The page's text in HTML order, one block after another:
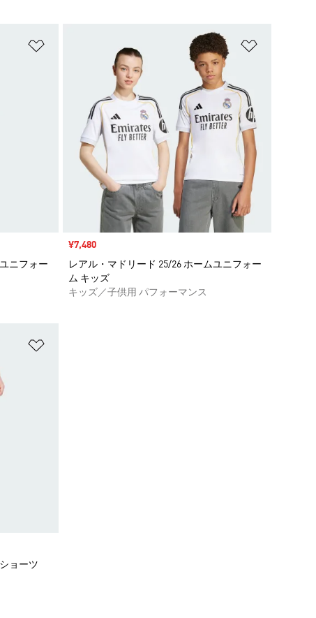
ニフォー
セール価格
¥7,480
レアル・マドリード 25/26 ホームユニフォー
ム キッズ
キッズ／子供用 パフォーマンス
ョーツ